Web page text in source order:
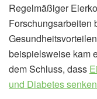
Regelmäßiger
Forschungsarbeiten
beispielsweise kam
dem Schluss, dass
und Diabetes senken